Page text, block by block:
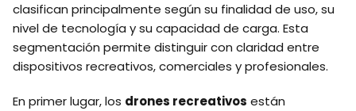
clasifican principalmente según su finalidad de uso, su
nivel de tecnología y su capacidad de carga. Esta
segmentación permite distinguir con claridad entre
dispositivos recreativos, comerciales y profesionales.
En primer lugar, los drones recreativos están